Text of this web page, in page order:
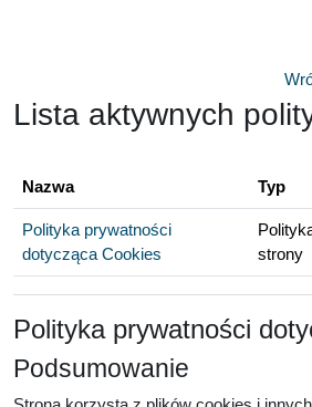
Lista aktywnych
Nazwa Typ
Polityka prywatności
dotycząca Cookies
strony
Polityka prywatności
Podsumowanie